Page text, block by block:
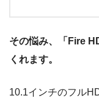
その悩み、「Fire
くれます。
10.1インチのフル